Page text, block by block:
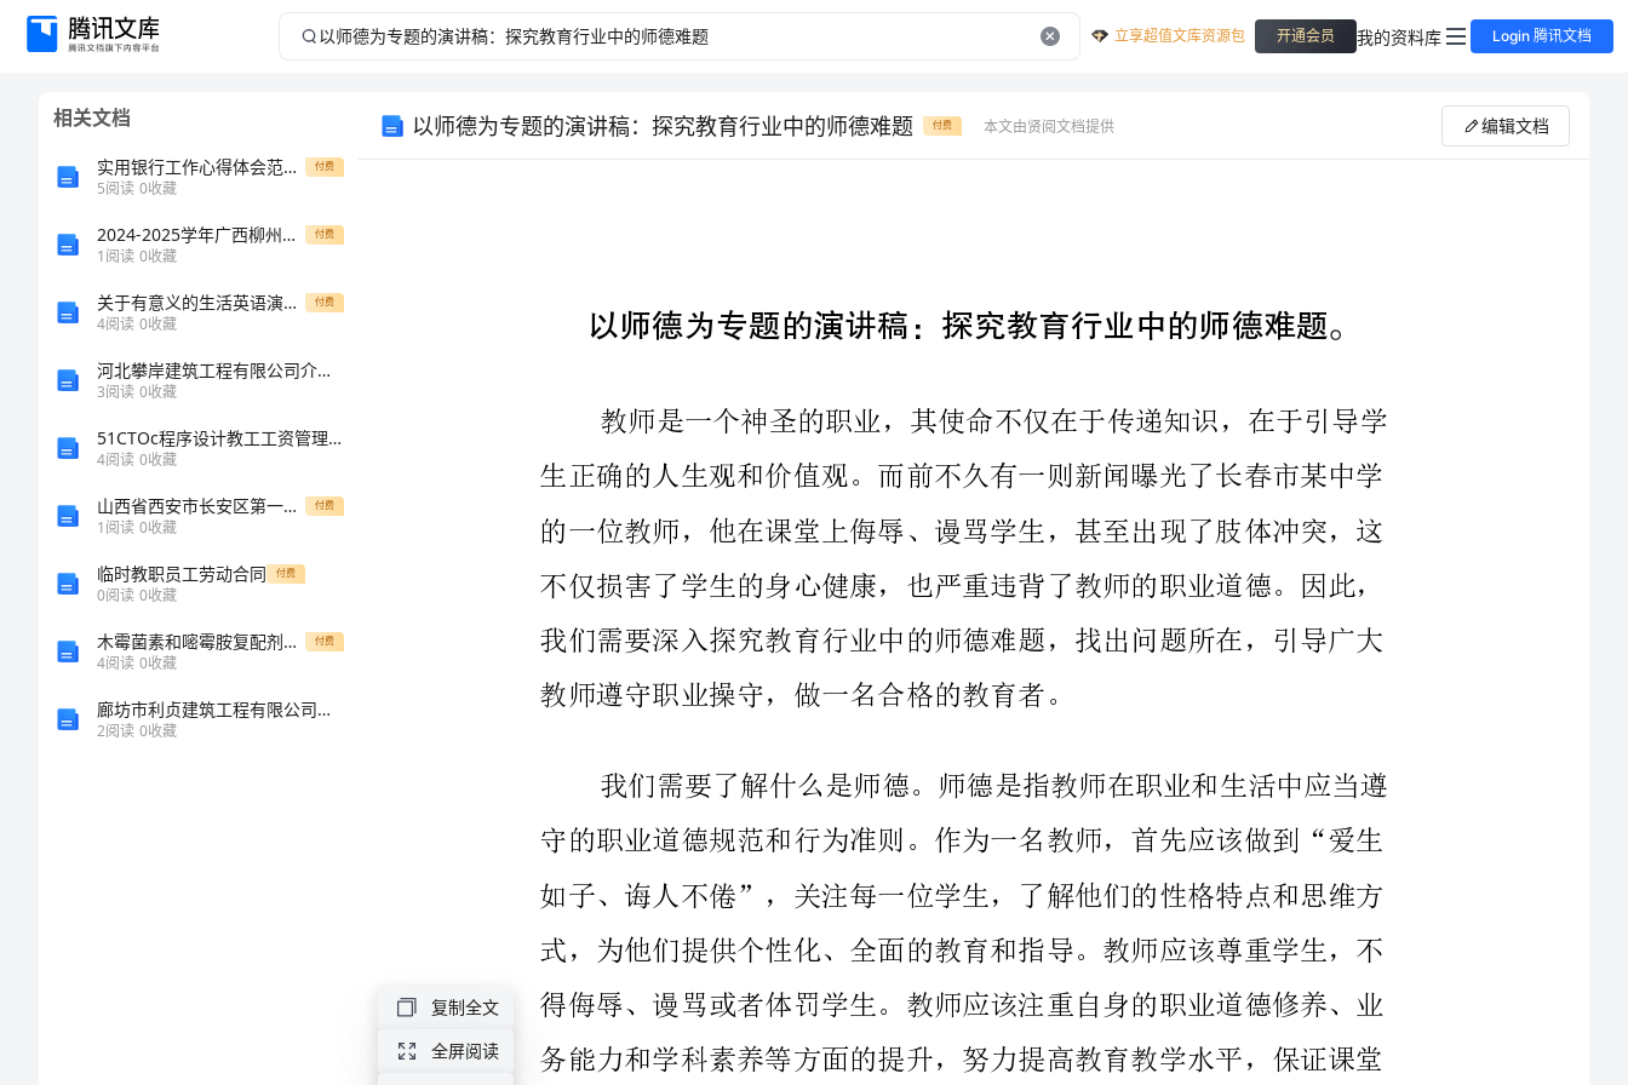
以
稿：
立享超值文库资源包 开通会员 我的资料库 Login 腾讯文档
相关文档
实用银行工作心得体会范文锦集六篇 付费
5阅读 0收藏
2024-2025学年广西柳州市城中区龙城中学高二化学第一学期期末教学质量检测模拟试题含解析 付费
1阅读 0收藏
关于有意义的生活英语演讲稿1 付费
4阅读 0收藏
河北攀岸建筑工程有限公司介绍企业发展分析报告
3阅读 0收藏
51CTOc程序设计教工工资管理系统
4阅读 0收藏
山西省西安市长安区第一中学2024年物理高一上册期末学业质量监测试题含解析 付费
1阅读 0收藏
临时教职员工劳动合同 付费
0阅读 0收藏
木霉菌素和嘧霉胺复配剂防治抗药性灰霉病(修改稿) 付费
4阅读 0收藏
廊坊市利贞建筑工程有限公司介绍企业发展分析报告
2阅读 0收藏
以师德为专题的演讲稿：探究教育行业中的师德难题 付费 本文由贤阅文档提供 编辑文档
现实中，我们也面临着不少的师德难题。首先是“情感投射”问
题。有些教师在教学工作中的“过度爱护”，往往会让学生产生一种
依赖情感关系的心理依恋，这样将会导致教育教学中的主从关系混
教师是一个神圣的职业，其使命不仅在于传递知识，在于引导学
的一位教师，他在课堂上侮辱、谩骂学生，甚至出现了肢体冲突，这
不仅损害了学生的身心健康，也严重违背了教师的职业道德。因此，
我们需要深入探究教育行业中的师德难题，找出问题所在，引导广大
我们需要了解什么是师德。师德是指教师在职业和生活中应当遵
得侮辱、谩骂或者体罚学生。教师应该注重自身的职业道德修养、业
务能力和学科素养等方面的提升，努力提高教育教学水平，保证课堂
教学和家校沟通的质量。
复制全文
全屏阅读